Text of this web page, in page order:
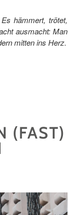
hämmert, trötet,
ausmacht: Man
mitten ins Herz.
(FAST)